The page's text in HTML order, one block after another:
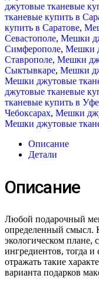
джутовые тканевые
тканевые купить в
купить в Саратове,
Севастополе, Мешки
Симферополе, Мешки
Ставрополе, Мешки
Сыктывкаре, Мешки
Мешки джутовые
джутовые тканевые
тканевые купить в Уфе
Чебоксарах, Мешки
Мешки джутовые
Описание
Детали
Описание
Любой подарочный
определенный смысл.
экологическом плане,
ингредиентов, тогда
отражать такие
варианта подарков